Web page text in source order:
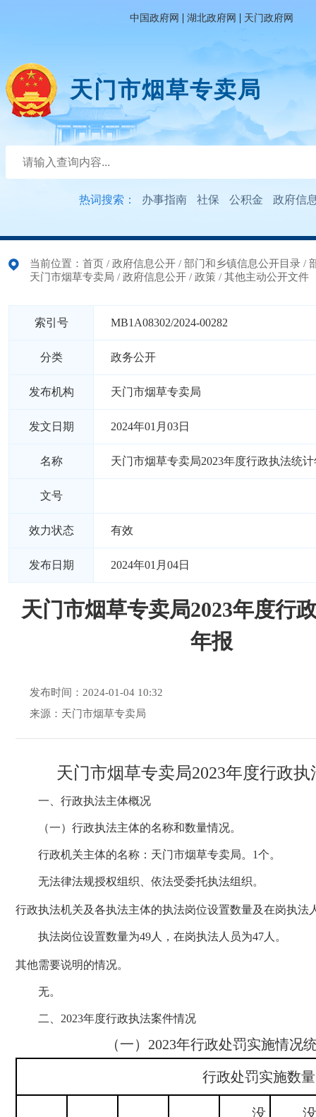
中国政府网 | 湖北政府网 | 天门政府网
天门市烟草专卖局
热词搜索： 办事指南 社保 公积金 政府信
当前位置： 首页 / 政府信息公开 / 部门和乡镇信息公开目录 /
天门市烟草专卖局 / 政府信息公开 / 政策 / 其他主动公开文件
索引号 MB1A08302/2024-00282
分类 政务公开
发布机构 天门市烟草专卖局
发文日期 2024年01月03日
名称 天门市烟草专卖局2023年度行政执法统
文号
效力状态 有效
发布日期 2024年01月04日
天门市烟草专卖局2023年度行
年报
发布时间：2024-01-04 10:32
来源：天门市烟草专卖局
天门市烟草专卖局2023年度行政执
一、行政执法主体概况
（一）行政执法主体的名称和数量情况。
行政机关主体的名称：天门市烟草专卖局。1个。
无法律法规授权组织、依法受委托执法组织。
行政执法机关及各执法主体的执法岗位设置数量及在岗执法
执法岗位设置数量为49人，在岗执法人员为47人。
其他需要说明的情况。
无。
二、2023年度行政执法案件情况
（一） 2023年行政处罚实施情况
行政处罚实施数
没
没